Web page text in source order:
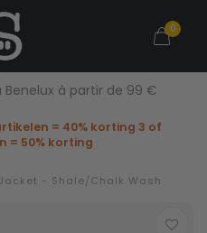
0
Benelux à partir de 99 €
= 40% korting 3 of
= 50% korting
- Shale/Chalk Wash